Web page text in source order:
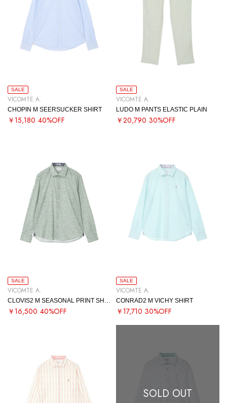
SALE
VICOMTE A.
CHOPIN M SEERSUCKER SHIRT
￥15,180 40%OFF
SALE
VICOMTE A.
LUDO M PANTS ELASTIC PLAIN
￥20,790 30%OFF
SALE
VICOMTE A.
￥16,500 40%OFF
SALE
VICOMTE A.
CONRAD2 M VICHY SHIRT
￥17,710 30%OFF
SOLD OUT